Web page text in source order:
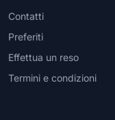
Contatti
Preferiti
Effettua un reso
Termini e condizioni